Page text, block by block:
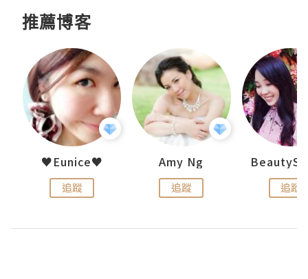
推薦博客
♥Eunice♥
追蹤
Amy Ng
追蹤 追蹤